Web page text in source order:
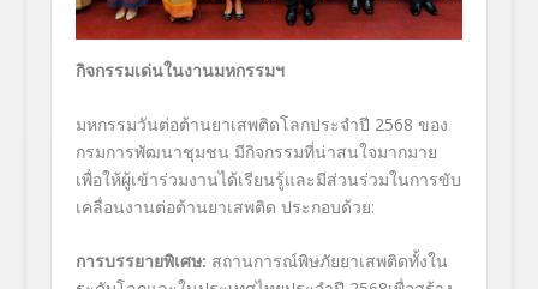
กิจกรรมเด่นในงานมหกรรมฯ
มหกรรมวันต่อต้านยาเสพติดโลกประจำปี 2568 ของ
กรมการพัฒนาชุมชน มีกิจกรรมที่น่าสนใจมากมาย
เพื่อให้ผู้เข้าร่วมงานได้เรียนรู้และมีส่วนร่วมในการขับ
เคลื่อนงานต่อต้านยาเสพติด ประกอบด้วย:
การบรรยายพิเศษ: สถานการณ์พิษภัยยาเสพติดทั้งใน